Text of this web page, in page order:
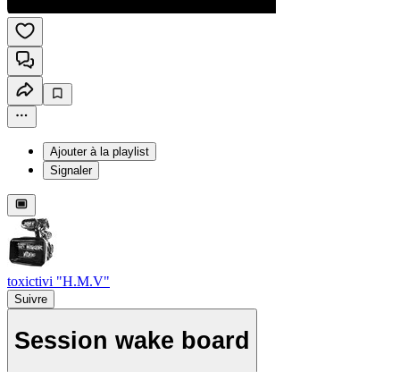
Ajouter à la playlist
Signaler
toxictivi "H.M.V"
Suivre
Session wake board